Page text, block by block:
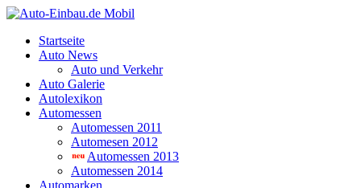
Startseite
Auto News
Auto und Verkehr
Auto Galerie
Autolexikon
Automessen
Automessen 2011
Automesen 2012
Automessen 2013
Automessen 2014
Automarken